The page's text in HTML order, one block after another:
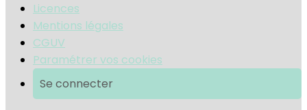
Licences
Mentions légales
CGUV
Paramétrer vos cookies
Se connecter